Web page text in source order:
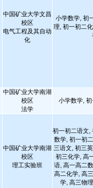
中国矿业大学文昌
校区
电气工程及其自动
化
小学数学, 初
理, 初一初二
中国矿业大学南湖
校区
法学
小学数学,
中国矿业大学南湖
校区
理工实验班
初一初二语文,
数学, 初一初
三语文, 初三
初三化学, 高
语, 高一高二
高二化学, 高
学, 高三物